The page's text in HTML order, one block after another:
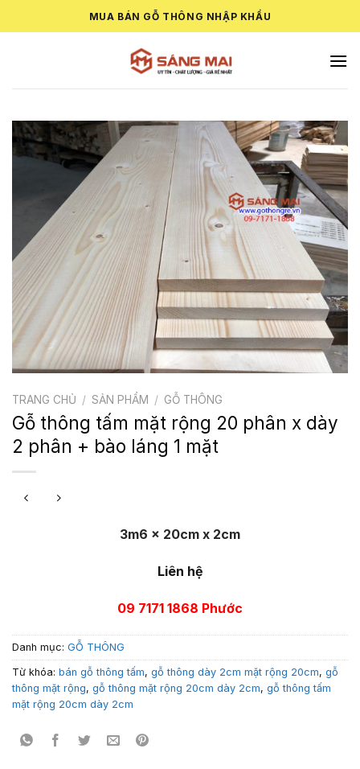
to
MUA BÁN GỖ THÔNG NHẬP KHẨU
TRANG CHỦ / SẢN PHẨM / GỖ THÔNG
Gỗ thông tấm mặt rộng 20 phân x dày
2 phân + bào láng 1 mặt
3m6 x 20cm x 2cm
Liên hệ
09 7171 1868 Phước
Danh mục: GỖ THÔNG
Từ khóa: bán gỗ thông tấm, gỗ thông dày 2cm mặt rộng 20cm, gỗ
thông mặt rộng, gỗ thông mặt rộng 20cm dày 2cm, gỗ thông tấm
mặt rộng 20cm dày 2cm